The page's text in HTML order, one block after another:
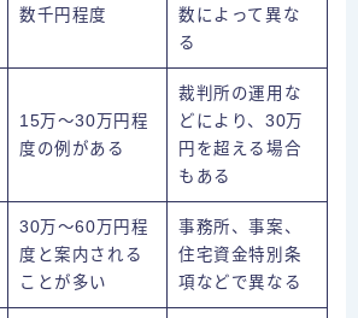
数千円程度
数によって異な
る
15万～30万円程
度の例がある
裁判所の運用な
どにより、30万
円を超える場合
もある
30万～60万円程
度と案内される
ことが多い
事務所、事案、
住宅資金特別条
項などで異なる